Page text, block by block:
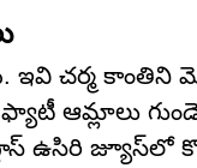
చర్మ కాంతిని
ఆమ్లాలు
ఉసిరి జ్యూస్‌లో